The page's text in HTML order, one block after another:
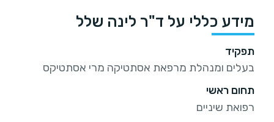
מידע כללי על ד"ר לינה שלל
תפקיד
בעלים ומנהלת מרפאת אסתטיקה מרי אסתטיקס
תחום ראשי
רפואת שיניים